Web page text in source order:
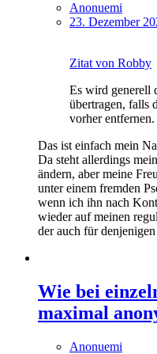
Anonuemi
23. Dezember
Zitat von Robby
Es wird generell
übertragen, falls
vorher entfernen.
Das ist einfach mein
Da steht allerdings
ändern, aber meine
unter einem fremden
wenn ich ihn nach
wieder auf meinen
der auch für
Wie bei
maximal
Anonuemi